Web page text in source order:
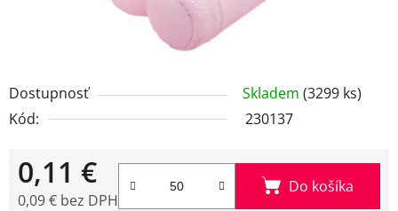
Dostupnosť Skladem (3299 ks)
Kód:
230137
0,11 €
0,09 € bez DPH
Do košíka